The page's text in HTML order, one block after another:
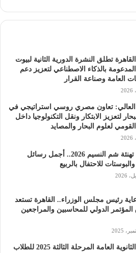
المدارس التي تبدأ مصروفاتها من 25 ألف جنيه وتقل عن 35
المدارس التي تبدأ مصروفاتها من 35 ألف جنيه فأكثر: نسبة
ائتلاف أولياء أمور مصر
زيادة المصروفات المدرسية
تطلق النشرة الدورية الثانية لبيوت
المدعومة بالذكاء الاصطناعي لتعزيز دعم
العامة وصناعة القرار
العالي: تعاون مصري روسي استراتيجي في
لتعزيز الابتكار ونقل التكنولوجيا داخل
القومي لعلوم البحار والمصايد
عبارات تهنئة شم النسيم 2026.. أجمل رسائل
والبوستات للاحتفال بالربيع
رئيس مجلس الوزراء.. القاهرة تستعد
المؤتمر الدولي للمحاسبين والمراجعين
العامة المرحلة الثالثة 2025 للطلاب